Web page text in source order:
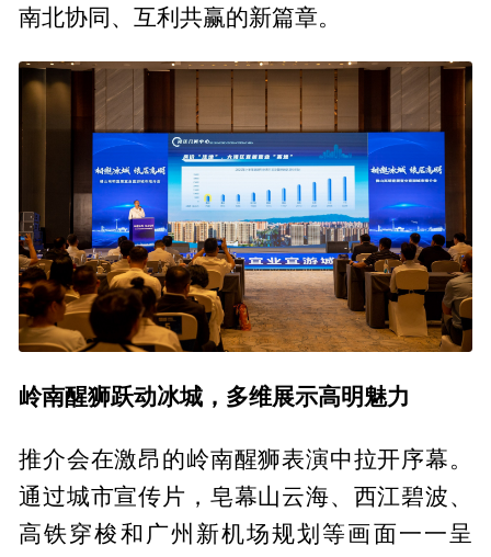
南北协同、互利共赢的新篇章。
岭南醒狮跃动冰城，多维展示高明魅力
推介会在激昂的岭南醒狮表演中拉开序幕。
通过城市宣传片，皂幕山云海、西江碧波、
高铁穿梭和广州新机场规划等画面一一呈